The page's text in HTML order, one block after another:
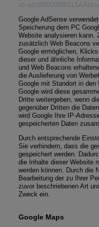
Google AdSense
Speicherung dem PC
Website analysieren kann.
zusätzlich Web Beacons
Google ermöglichen,
dieser und ähnliche
und Web Beacons
die Auslieferung von
Google mit Standort in den
Google wird diese
Dritte weitergeben, wenn
gegenüber Dritten die
wird Google Ihre IP-
gespeicherten Daten
Durch entsprechende
Sie verhindern, dass die
gespeichert werden.
die Inhalte dieser Website
werden können. Durch die
Bearbeitung der zu Ihrer
zuvor beschriebenen Art
Zweck ein.
Google Maps